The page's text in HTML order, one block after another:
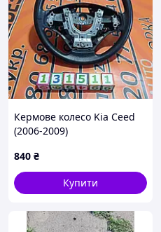
Кермове колесо Kia Ceed
(2006-2009)
840 ₴
Купити